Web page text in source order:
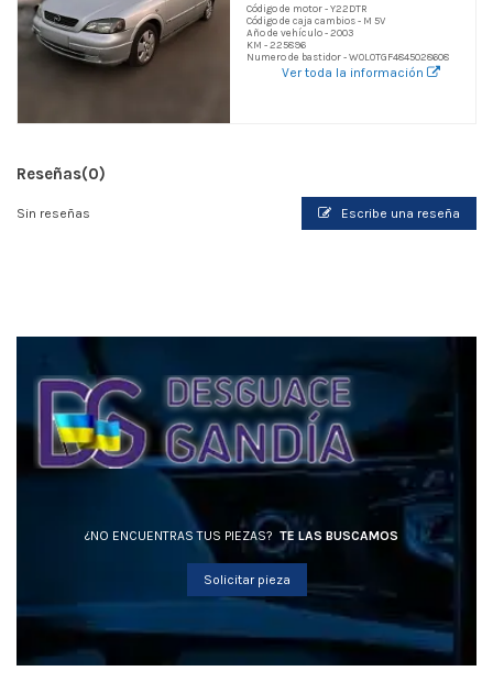
Código de motor - Y22DTR
Código de caja cambios - M 5V
Año de vehículo - 2003
KM - 225896
Numero de bastidor - W0L0TGF4845028608
Ver toda la información
Reseñas(0)
Sin reseñas Escribe una reseña
¿NO ENCUENTRAS TUS PIEZAS? TE LAS BUSCAMOS
Solicitar pieza